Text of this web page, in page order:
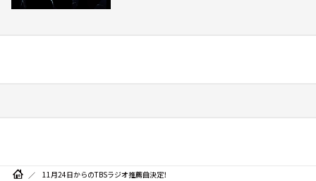
11月24日からのTBSラジオ推薦曲決定！